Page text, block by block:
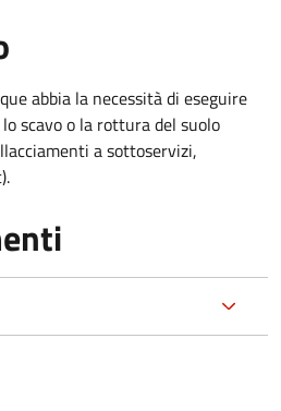
abbia la necessità di eseguire
scavo o la rottura del suolo
a sottoservizi,